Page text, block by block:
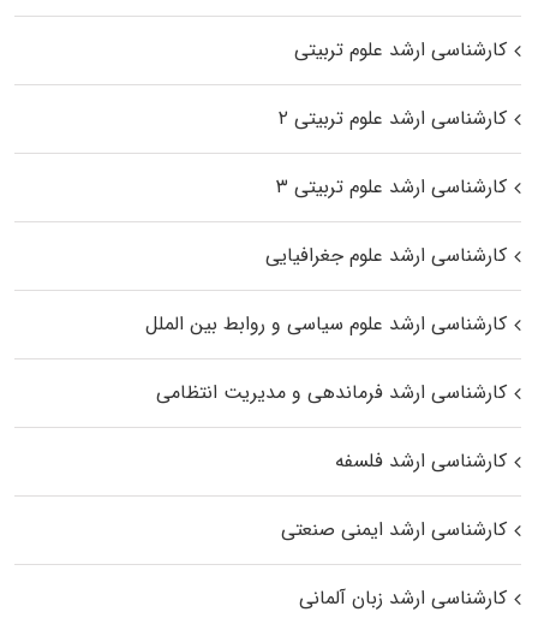
کارشناسی ارشد علوم تربیتی
کارشناسی ارشد علوم تربیتی ۲
کارشناسی ارشد علوم تربیتی ۳
کارشناسی ارشد علوم جغرافیایی
کارشناسی ارشد علوم سیاسی و روابط بین الملل
کارشناسی ارشد فرماندهی و مدیریت انتظامی
کارشناسی ارشد فلسفه
کارشناسی ارشد ایمنی صنعتی
کارشناسی ارشد زبان آلمانی